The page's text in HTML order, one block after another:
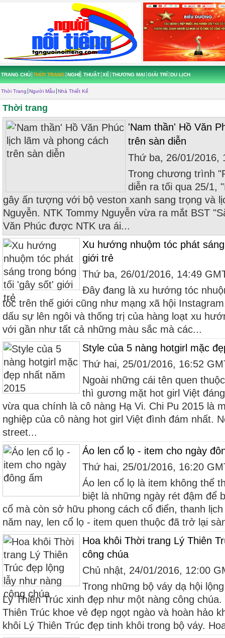
TRANG CHỦ THỜI TRANG
Thời Trang Người Mẫu Nhà Thiết Kế
NGHỆ THUẬT XẾ THƯƠNG MẠI GIẢI TRÍ DU LỊCH
Thời trang
'Nam thần' Hồ Văn
trên sàn diễn
Thứ ba, 26/01/2016,
Trong chương trình
diễn ra tối qua 25/1,
gây ấn tượng với bộ veston xanh sang trọng và
Nguyễn. NTK Tommy Nguyễn vừa ra mắt BST
Văn Phúc được NTK ưa ái...
Xu hướng nhuộm tóc phát
giới trẻ
Thứ ba, 26/01/2016, 14:49
Đây đang là xu hướng tóc
tóc trên thế giới cũng như mạng xã hội
dấu sự lên ngôi và thống trị của hàng loạt xu
với gần như tất cả những màu sắc mà các...
Style của 5 nàng hotgirl mặc
Thứ hai, 25/01/2016, 16:52
Ngoài những cái tên quen
thì gương mặt hot girl Việt
vừa qua chính là cô nàng Hạ Vi. Chi Pu 2015 là
nghiệp của cô nàng hot girl Việt đình đám nhất.
street...
Áo len cổ lọ - item cho ngày
Thứ hai, 25/01/2016, 16:20
Áo len cổ lọ là item không thể
biệt là những ngày rét đậm để
cổ mà còn sở hữu phong cách cổ điển, thanh
năm nay, len cổ lọ - item quen thuộc đã trở lại
Hoa khôi Thời trang Lý Thiên
công chúa
Chủ nhật, 24/01/2016, 12:00
Trong những bộ váy dạ hội
Lý Thiên Trúc xinh đẹp như một nàng công
Thiên Trúc khoe vẻ đẹp ngọt ngào và hoàn hảo
khôi Lý Thiên Trúc đẹp tinh khôi trong bộ váy.